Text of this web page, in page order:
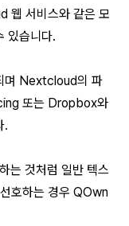
서비스와 같은 모
있습니다.
며 Nextcloud의 파
또는 Dropbox와
.
는 것처럼 일반 텍스
호하는 경우 QOwn